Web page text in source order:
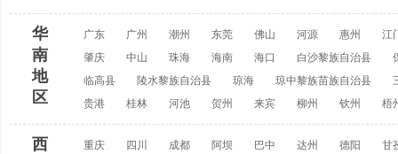
华
南
地
区
广东 广州 潮州 东莞 佛山 河源 惠州
江
肇庆
中山 珠海 海南 海口 白沙黎族自治县
临高县
陵水黎族自治县 琼海 琼中黎族苗族自治县
贵港
桂林 河池 贺州 来宾 柳州 钦州 梧
西
重庆 四川 成都 阿坝 巴中 达州 德阳
甘